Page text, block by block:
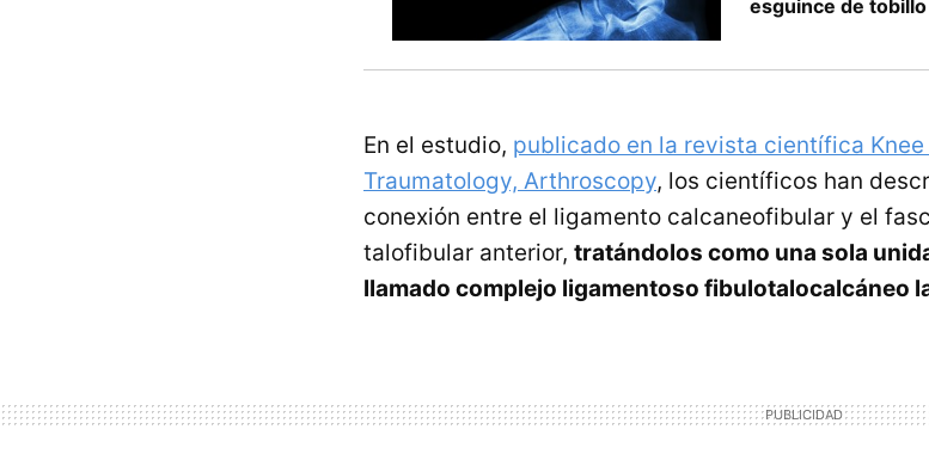
esguince de tobillo
En el estudio, publicado en la revista científica
Traumatology, Arthroscopy, los científicos han
conexión entre el ligamento calcaneofibular y el
talofibular anterior, tratándolos como una sola
llamado complejo ligamentoso fibulotalocalcáneo